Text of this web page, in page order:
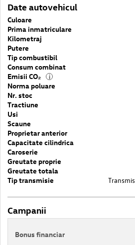
Date autovehicul
Culoare
Prima inmatriculare
Kilometraj
Putere
Tip combustibil
Consum combinat
Emisii CO₂
i
Norma poluare
Nr. stoc
Tractiune
Usi
Scaune
Proprietar anterior
Capacitate cilindrica
Caroserie
Greutate proprie
Greutate totala
Tip transmisie
Campanii
Bonus financiar